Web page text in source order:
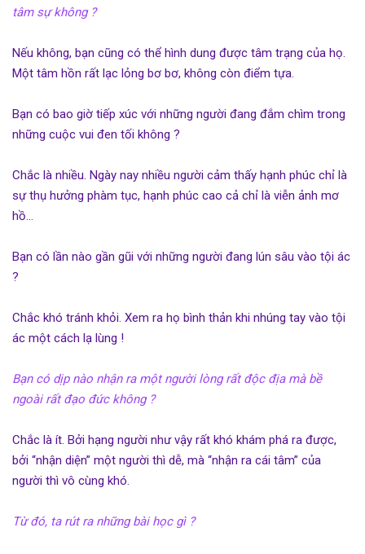
tâm sự không ?
Nếu không, bạn cũng có thể hình dung được tâm trạng của họ.
Một tâm hồn rất lạc lỏng bơ bơ, không còn điểm tựa.
Bạn có bao giờ tiếp xúc với những người đang đắm chìm trong
những cuộc vui đen tối không ?
Chắc là nhiều. Ngày nay nhiều người cảm thấy hạnh phúc chỉ là
sự thụ hưởng phàm tục, hạnh phúc cao cả chỉ là viễn ảnh mơ
hồ…
Bạn có lần nào gần gũi với những người đang lún sâu vào tội ác
?
Chắc khó tránh khỏi. Xem ra họ bình thản khi nhúng tay vào tội
ác một cách lạ lùng !
Bạn có dịp nào nhận ra một người lòng rất độc địa mà bề
ngoài rất đạo đức không ?
Chắc là ít. Bởi hạng người như vậy rất khó khám phá ra được,
bởi “nhận diện” một người thì dễ, mà “nhận ra cái tâm” của
người thì vô cùng khó.
Từ đó, ta rút ra những bài học gì ?